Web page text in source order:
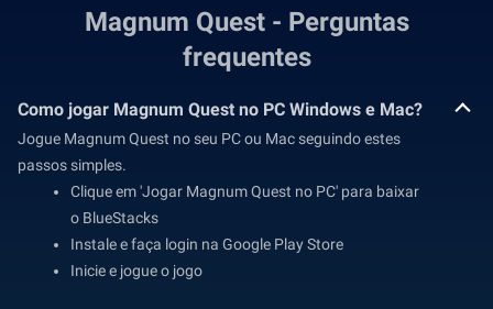
Magnum Quest - Perguntas
frequentes
Como jogar Magnum Quest no PC Windows e Mac?
Jogue Magnum Quest no seu PC ou Mac seguindo estes
passos simples.
Clique em 'Jogar Magnum Quest no PC' para baixar
o BlueStacks
Instale e faça login na Google Play Store
Inicie e jogue o jogo